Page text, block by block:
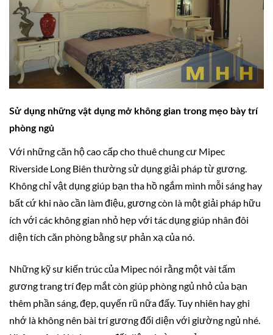
Sử dụng những vật dụng mở không gian trong mẹo bày trí
phòng ngủ
Với những căn hộ cao cấp cho thuê chung cư Mipec
Riverside Long Biên thường sử dụng giải pháp từ gương.
Không chỉ vật dụng giúp bạn tha hồ ngắm mình mỗi sáng hay
bất cứ khi nào cần làm điệu, gương còn là một giải pháp hữu
ích với các không gian nhỏ hẹp với tác dụng giúp nhân đôi
diện tích căn phòng bằng sự phản xạ của nó.
Những kỹ sư kiến trúc của Mipec nói rằng một vài tấm
gương trang trí đẹp mắt còn giúp phòng ngủ nhỏ của bạn
thêm phần sáng, đẹp, quyến rũ nữa đấy. Tuy nhiên hay ghi
nhớ là không nên bài trí gương đối diện với giường ngủ nhé.